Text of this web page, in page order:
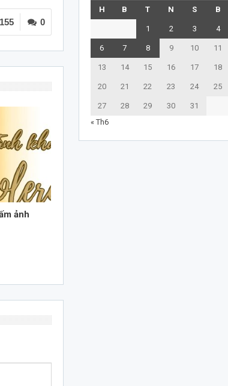
các
phím
mũi
tên
Lên/Xuống
để
tăng
hoặc
âm
lượng.
0
155
ảnh
H B T N S B
1 2 3 4
6 7 8 9 10 11
13 14 15 16 17 18
20 21 22 23 24 25
27 28 29 30
31
« Th6